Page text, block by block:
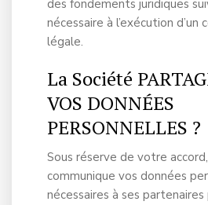
des fondements juridiques
nécessaire à l’exécution
légale.
La Société
VOS DONNÉES
PERSONNELLES ?
Sous réserve de votre
communique vos données
nécessaires à ses